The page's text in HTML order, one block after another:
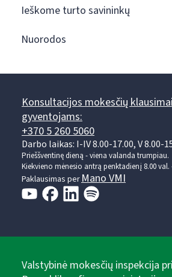
Ieškome turto savininkų
Nuorodos
Konsultacijos mokesčių
gyventojams:
+370 5 260 5060
Darbo laikas: I-IV 8.00-17.00, V 8.00-
Prieššventinę dieną - viena valanda trumpiau.
Kiekvieno mėnesio antrą penktadienį 8.00 val.
Paklausimas perMano VMI
Valstybinė mokesčių inspekcija